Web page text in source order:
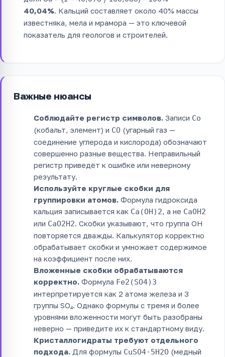
40,04% . Кальций составляет около 40% массы
известняка, мела и мрамора — это ключевой
показатель для геологов и строителей.
Важные нюансы
Соблюдайте регистр символов. Записи Co
(кобальт, элемент) и CO (угарный газ —
соединение углерода и кислорода) обозначают
совершенно разные вещества. Неправильный
регистр приведёт к ошибке или неверному
результату.
Используйте круглые скобки для
группировки атомов. Формула гидроксида
кальция записывается как Ca(OH)2 , а не CaOH2
или CaO2H2 . Скобки указывают, что группа OH
повторяется дважды. Калькулятор корректно
обрабатывает скобки и умножает содержимое
на коэффициент после них.
Вложенные скобки обрабатываются
корректно. Формула Fe2(SO4)3
интерпретируется как 2 атома железа и 3
группы SO₄. Однако формулы с тремя и более
уровнями вложенности могут быть разобраны
неверно — приведите их к стандартному виду.
Кристаллогидраты требуют отдельного
подхода. Для формулы CuSO4·5H2O (медный